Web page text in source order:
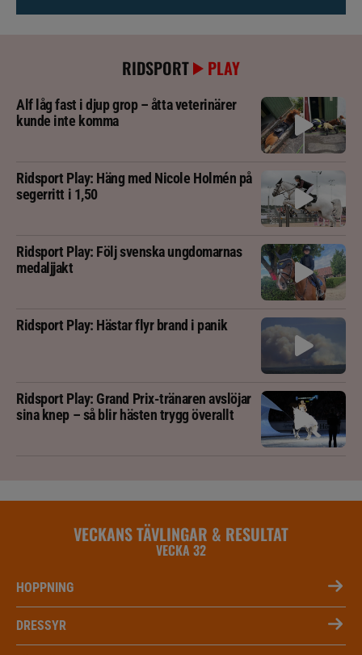
RIDSPORT PLAY
Alf låg fast i djup grop – åtta veterinärer
kunde inte komma
Ridsport Play: Häng med Nicole Holmén på
segerritt i 1,50
Ridsport Play: Följ svenska ungdomarnas
medaljjakt
Ridsport Play: Hästar flyr brand i panik
Ridsport Play: Grand Prix-tränaren avslöjar
sina knep – så blir hästen trygg överallt
VECKANS TÄVLINGAR & RESULTAT
VECKA 32
HOPPNING
DRESSYR